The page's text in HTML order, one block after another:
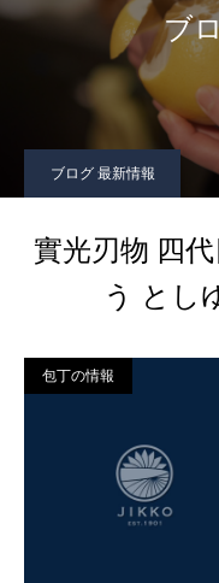
ブ
ブログ 最新情報
實光刃物 四
う とし
包丁の情報